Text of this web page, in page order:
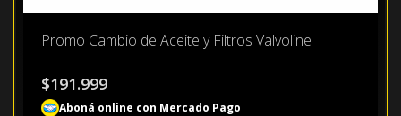
Promo Cambio de Aceite y Filtros Valvoline
$191.999
Aboná online con Mercado Pago